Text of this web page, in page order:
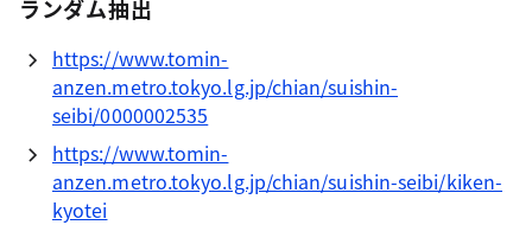
ランダム抽出
https://www.tomin-
anzen.metro.tokyo.lg.jp/chian/suishin-
seibi/0000002535
https://www.tomin-
anzen.metro.tokyo.lg.jp/chian/suishin-seibi/kiken-
kyotei